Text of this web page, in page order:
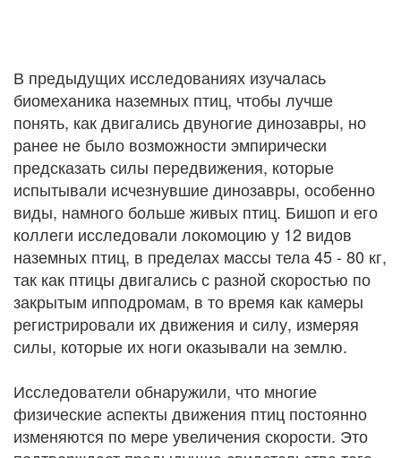
В предыдущих исследованиях изучалась
биомеханика наземных птиц, чтобы лучше
понять, как двигались двуногие динозавры, но
ранее не было возможности эмпирически
предсказать силы передвижения, которые
испытывали исчезнувшие динозавры, особенно
виды, намного больше живых птиц. Бишоп и его
коллеги исследовали локомоцию у 12 видов
наземных птиц, в пределах массы тела 45 - 80 кг,
так как птицы двигались с разной скоростью по
закрытым ипподромам, в то время как камеры
регистрировали их движения и силу, измеряя
силы, которые их ноги оказывали на землю.
Исследователи обнаружили, что многие
физические аспекты движения птиц постоянно
изменяются по мере увеличения скорости. Это